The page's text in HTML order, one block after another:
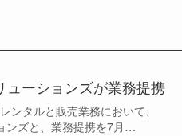
ューションズが業務提携
タルと販売業務において、
ンズと、業務提携を7月…